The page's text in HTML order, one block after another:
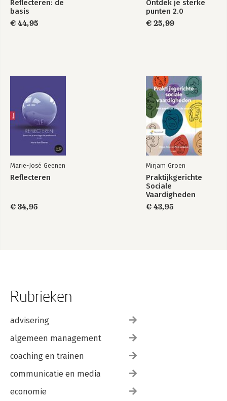
Reflecteren: de
basis
€ 44,95
Ontdek je sterke
punten 2.0
€ 25,99
Marie-José Geenen
Reflecteren
€ 34,95
Mirjam Groen
Praktijkgerichte
Sociale
Vaardigheden
€ 43,95
Rubrieken
advisering
algemeen management
coaching en trainen
communicatie en media
economie